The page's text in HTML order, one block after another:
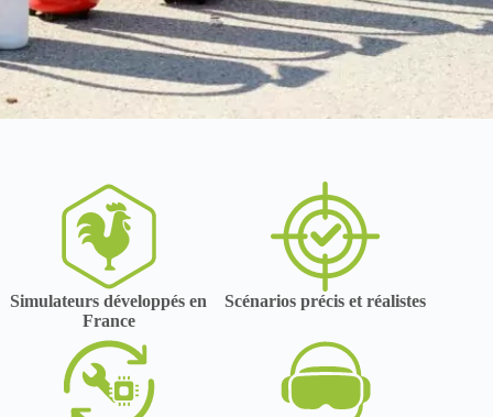
Simulateurs développés en
France
Scénarios précis et réalistes